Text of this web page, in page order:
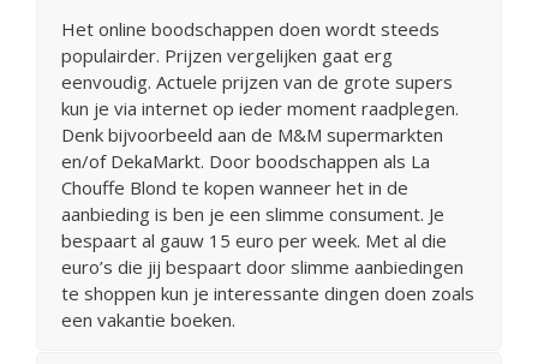
Het online boodschappen doen wordt steeds
populairder. Prijzen vergelijken gaat erg
eenvoudig. Actuele prijzen van de grote supers
kun je via internet op ieder moment raadplegen.
Denk bijvoorbeeld aan de M&M supermarkten
en/of DekaMarkt. Door boodschappen als La
Chouffe Blond te kopen wanneer het in de
aanbieding is ben je een slimme consument. Je
bespaart al gauw 15 euro per week. Met al die
euro’s die jij bespaart door slimme aanbiedingen
te shoppen kun je interessante dingen doen zoals
een vakantie boeken.